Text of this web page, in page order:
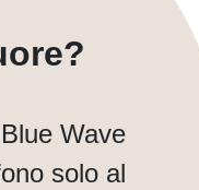
Wave
solo al